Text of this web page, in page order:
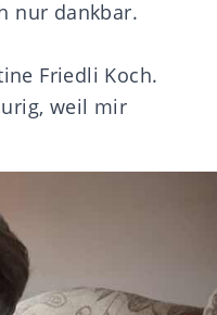
nur dankbar.
Friedli Koch.
weil mir